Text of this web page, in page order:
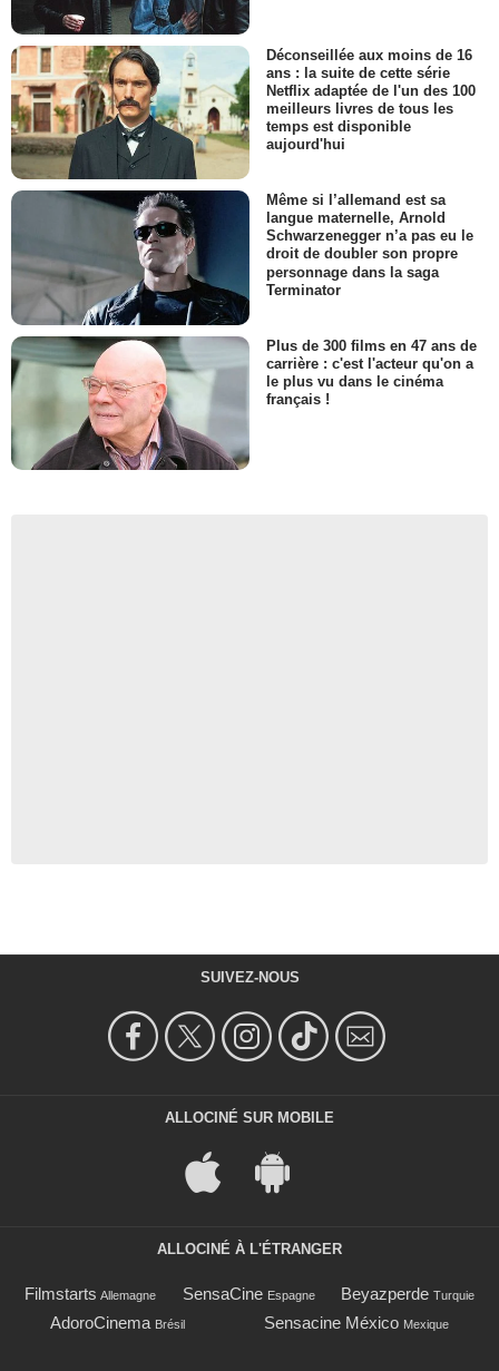
Déconseillée aux moins de 16
ans : la suite de cette série
Netflix adaptée de l'un des 100
meilleurs livres de tous les
temps est disponible
aujourd'hui
Même si l’allemand est sa
langue maternelle, Arnold
Schwarzenegger n’a pas eu le
droit de doubler son propre
personnage dans la saga
Terminator
Plus de 300 films en 47 ans de
carrière : c'est l'acteur qu'on a
le plus vu dans le cinéma
français !
SUIVEZ-NOUS
ALLOCINÉ SUR MOBILE
ALLOCINÉ À L'ÉTRANGER
Filmstarts Allemagne SensaCine Espagne Beyazperde Turquie
AdoroCinema Brésil Sensacine México Mexique